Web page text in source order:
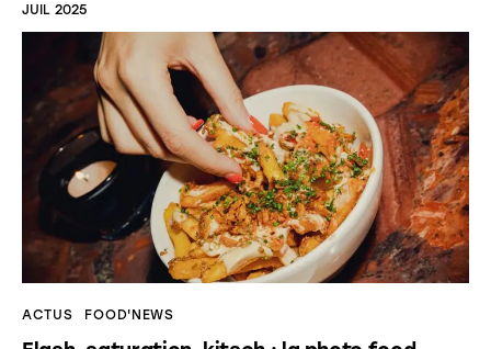
JUIL 2025
ACTUS FOOD'NEWS